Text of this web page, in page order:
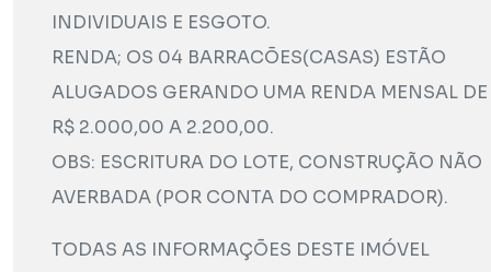
INDIVIDUAIS E ESGOTO.
RENDA; OS 04 BARRACÕES(CASAS) ESTÃO
ALUGADOS GERANDO UMA RENDA MENSAL DE
R$ 2.000,00 A 2.200,00.
OBS: ESCRITURA DO LOTE, CONSTRUÇÃO NÃO
AVERBADA (POR CONTA DO COMPRADOR).
TODAS AS INFORMAÇÕES DESTE IMÓVEL